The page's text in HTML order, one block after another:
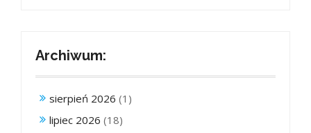
Archiwum:
sierpień 2026 (1)
lipiec 2026 (18)